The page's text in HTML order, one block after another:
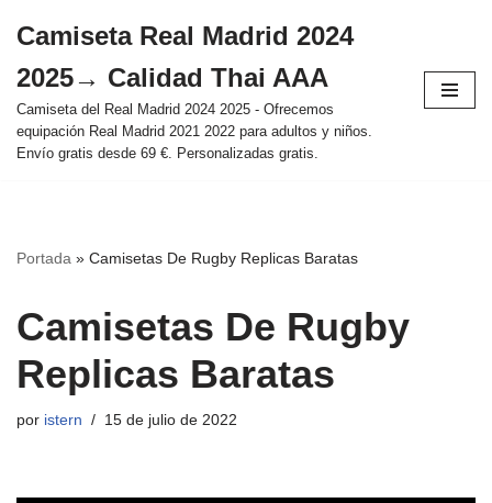
al
contenido
Camiseta Real Madrid 2024
2025→ Calidad Thai AAA
Camiseta del Real Madrid 2024 2025 - Ofrecemos
equipación Real Madrid 2021 2022 para adultos y niños.
Envío gratis desde 69 €. Personalizadas gratis.
Portada » Camisetas De Rugby Replicas Baratas
Camisetas De Rugby
Replicas Baratas
por istern 15 de julio de 2022